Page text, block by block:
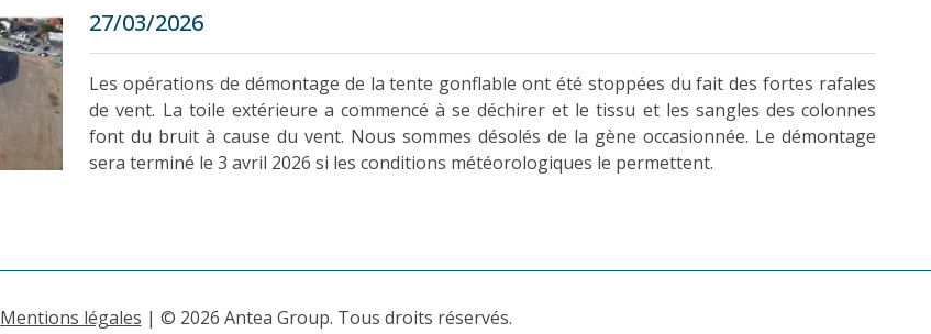
27/03/2026
Les opérations de démontage de la tente gonflable ont été stoppées du fait des fortes rafales
de vent. La toile extérieure a commencé à se déchirer et le tissu et les sangles des colonnes
font du bruit à cause du vent. Nous sommes désolés de la gène occasionnée. Le démontage
sera terminé le 3 avril 2026 si les conditions météorologiques le permettent.
Mentions légales | © 2026 Antea Group. Tous droits réservés.